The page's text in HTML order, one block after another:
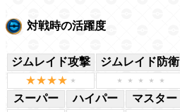
対戦時の活躍度
ジムレイド攻撃 ジムレイド防衛
スーパー ハイパー マスター